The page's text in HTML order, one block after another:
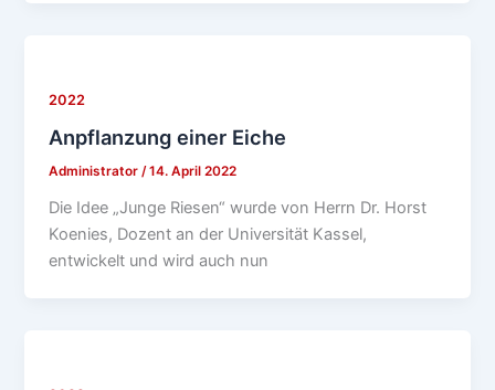
2022
Anpflanzung einer Eiche
Administrator/14. April 2022
Die Idee „Junge Riesen“ wurde von Herrn Dr. Horst
Koenies, Dozent an der Universität Kassel,
entwickelt und wird auch nun